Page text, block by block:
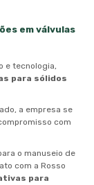
emválvulas
e tecnologia,
para sólidos
a empresa se
com
o manuseio de
com a Rosso
para